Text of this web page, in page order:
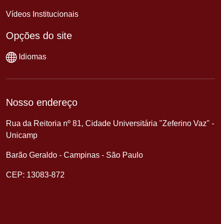
Vídeos Institucionais
Opções do site
Idiomas
Nosso endereço
Rua da Reitoria nº 81, Cidade Universitária "Zeferino Vaz" -
Unicamp
Barão Geraldo - Campinas - São Paulo
CEP: 13083-872